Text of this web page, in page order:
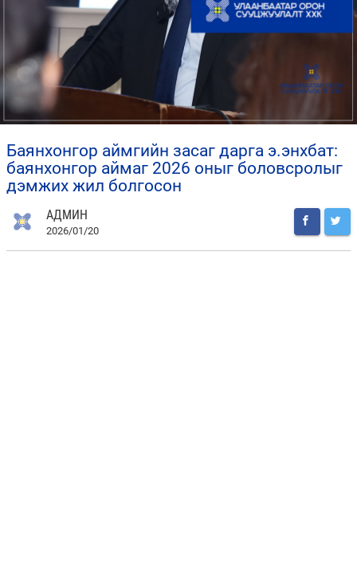
баянхонгор аймгийн засаг дарга э.энхбат:
баянхонгор аймаг 2026 оныг боловсролыг
дэмжих жил болгосон
АДМИН
2026/01/20